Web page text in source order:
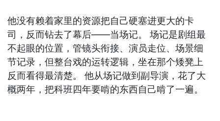
他没有赖着家里的资源把自己硬塞进更大的卡
司，反而钻去了幕后——当场记。 场记是剧组最
不起眼的位置，管镜头衔接、演员走位、场景细
节记录，但整台戏的运转逻辑，坐在那个矮凳上
反而看得最清楚。 他从场记做到副导演，花了大
概两年，把科班四年要啃的东西自己啃了一遍。